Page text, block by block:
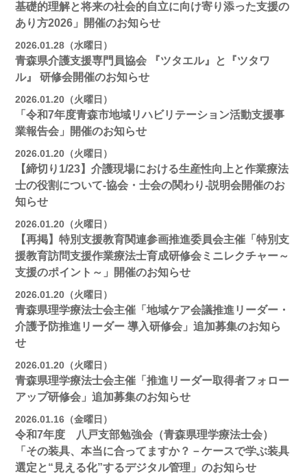
基礎的理解と将来の社会的自立に向け寄り添った支援の
あり方2026」開催のお知らせ
2026.01.28（水曜日）
青森県介護支援専門員協会 『ツタエル』と『ツタワ
ル』 研修会開催のお知らせ
2026.01.20（火曜日）
「令和7年度青森市地域リハビリテーション活動支援事
業報告会」開催のお知らせ
2026.01.20（火曜日）
【締切り1/23】介護現場における生産性向上と作業療法
士の役割について-協会・士会の関わり-説明会開催のお
知らせ
2026.01.20（火曜日）
【再掲】特別支援教育関連参画推進委員会主催「特別支
援教育訪問支援作業療法士育成研修会ミニレクチャー～
支援のポイント～」開催のお知らせ
2026.01.20（火曜日）
青森県理学療法士会主催「地域ケア会議推進リーダー・
介護予防推進リーダー 導入研修会」追加募集のお知ら
せ
2026.01.20（火曜日）
青森県理学療法士会主催「推進リーダー取得者フォロー
アップ研修会」追加募集のお知らせ
2026.01.16（金曜日）
令和7年度 八戸支部勉強会（青森県理学療法士会）
「その装具、本当に合ってますか？－ケースで学ぶ装具
選定と“見える化”するデジタル管理」のお知らせ